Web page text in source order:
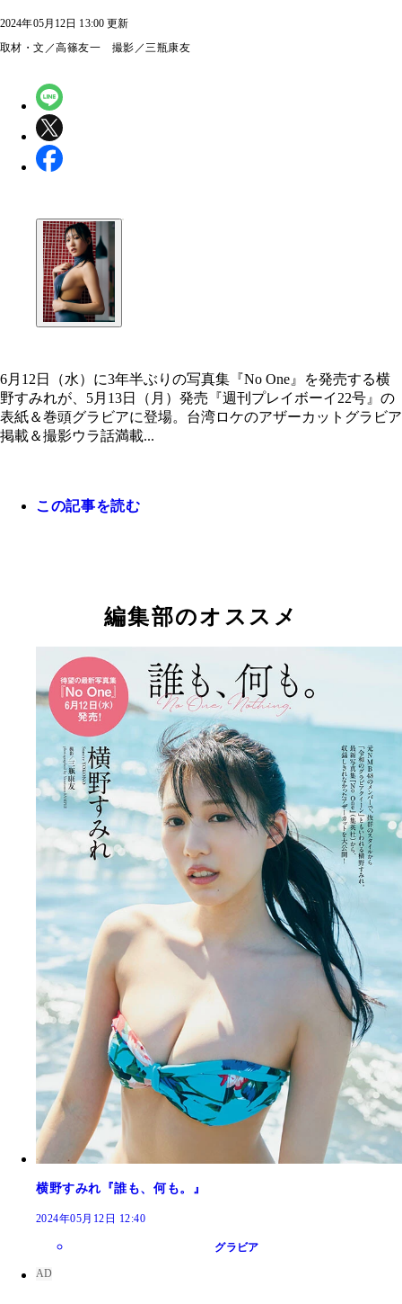
2024年05月12日 13:00 更新
取材・文／高篠友一 撮影／三瓶康友
横野すみれ
6月12日（水）に3年半ぶりの写真集『No One』を発売する横
野すみれが、5月13日（月）発売『週刊プレイボーイ22号』の
表紙＆巻頭グラビアに登場。台湾ロケのアザーカットグラビア
掲載＆撮影ウラ話満載...
この記事を読む
編集部のオススメ
横野すみれ『誰も、何も。』
2024年05月12日 12:40
グラビア